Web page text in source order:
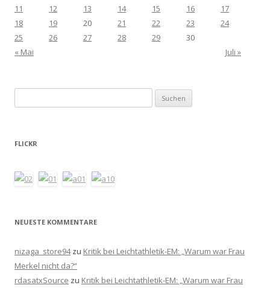
11
12 13 14 15 16
17
18
19 20 21 22 23
24
25
26 27 28 29
30
« Mai
Juli »
nach:
FLICKR
NEUESTE KOMMENTARE
nizaga_store94zu Kritik bei Leichtathletik-EM: „Warum war Frau
Merkel nicht da?“
rdasatxSource zu Kritik bei Leichtathletik-EM: „Warum war Frau